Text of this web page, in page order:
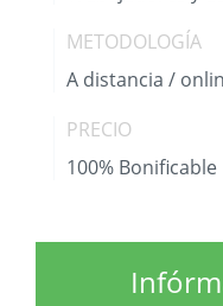
METODOLOGÍA
A distancia /
PRECIO
100% Bonificable